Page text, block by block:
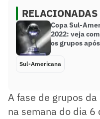
RELACIONADAS
Copa Sul-
2022: veja
os grupos
Sul-Americana
A fase de grupos
na semana do dia